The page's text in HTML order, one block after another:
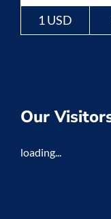
1 USD
Our
loading...